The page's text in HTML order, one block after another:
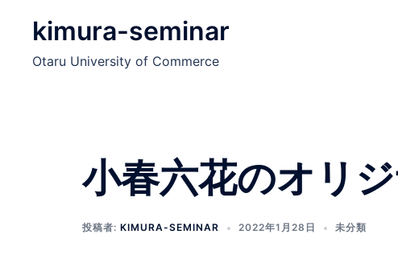
kimura-seminar
Otaru University of Commerce
小春六花のオリ
投稿者: KIMURA-SEMINAR 2022年1月28日 未分類